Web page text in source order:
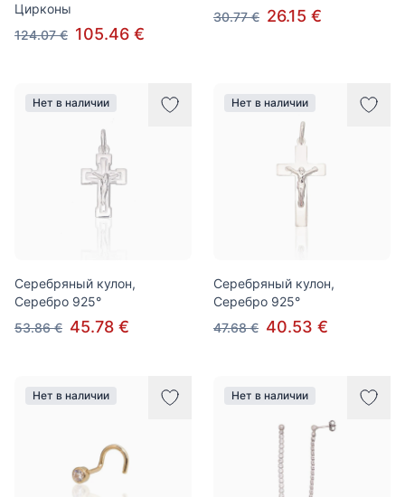
Цирконы
124.07 € 105.46 €
30.77 € 26.15 €
Нет в наличии
Серебряный кулон,
Серебро 925°
53.86 € 45.78 €
Нет в наличии
Серебряный кулон,
Серебро 925°
47.68 € 40.53 €
Нет в наличии Нет в наличии